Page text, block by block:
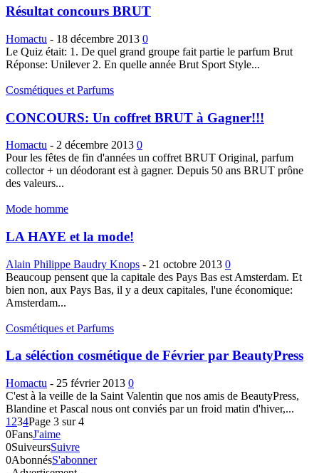
Résultat concours BRUT
Homactu - 18 décembre 2013 0
Le Quiz était: 1. De quel grand groupe fait partie le parfum Brut
Réponse: Unilever 2. En quelle année Brut Sport Style...
Cosmétiques et Parfums
CONCOURS: Un coffret BRUT à Gagner!!!
Homactu - 2 décembre 2013 0
Pour les fêtes de fin d'années un coffret BRUT Original, parfum
collector + un déodorant est à gagner. Depuis 50 ans BRUT prône
des valeurs...
Mode homme
LA HAYE et la mode!
Alain Philippe Baudry Knops - 21 octobre 2013 0
Beaucoup pensent que la capitale des Pays Bas est Amsterdam. Et
bien non, aux Pays Bas, il y a deux capitales, l'une économique:
Amsterdam...
Cosmétiques et Parfums
La séléction cosmétique de Février par BeautyPress
Homactu - 25 février 2013 0
C'est à la veille de la Saint Valentin que nos amis de BeautyPress,
Blandine et Pascal nous ont conviés par un froid matin d'hiver,...
1 234Page 3 sur 4
0FansJ'aime
0SuiveursSuivre
0AbonnésS'abonner